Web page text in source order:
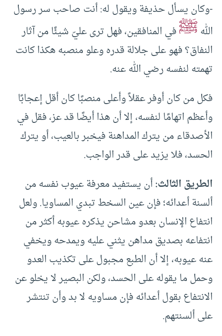
-وكان يسأل حذيفة ويقول له: أنت صاحب سر رسول
اللهﷺفي المنافقين، فهل ترى عليّ شيئًا من آثار
النفاق؟ فهو على جلالة قدره وعلو منصبه هكذا كانت
تهمته لنفسه رضي الله عنه.
فكل من كان أوفر عقلاً وأعلى منصبًا كان أقل إعجابًا
وأعظم اتهامًا لنفسه، إلا أن هذا أيضًا قد عز، فقل في
الأصدقاء من يترك المداهنة فيخبر بالعيب، أو يترك
الحسد، فلا يزيد على قدر الواجب.
الطريق الثالث:أن يستفيد معرفة عيوب نفسه من
ألسنة أعدائه؛ فإن عين السخط تبدي المساويا. ولعل
انتفاع الإنسان بعدو مشاحن يذكره عيوبه أكثر من
انتفاعه بصديق مداهن يثني عليه ويمدحه ويخفي
عنه عيوبه، إلا أن الطبع مجبول على تكذيب العدو
وحمل ما يقوله على الحسد، ولكن البصير لا يخلو عن
الانتفاع بقول أعدائه فإن مساويه لا بد وأن تنتشر
على ألسنتهم.